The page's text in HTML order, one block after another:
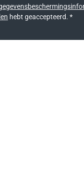
hebt geaccepteerd. *